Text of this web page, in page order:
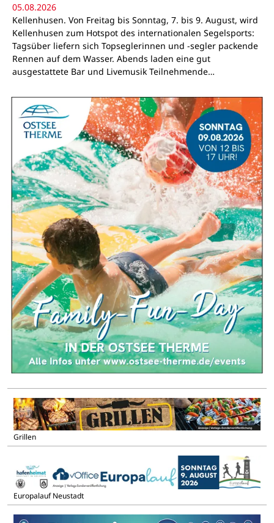
05.08.2026
Kellenhusen. Von Freitag bis Sonntag, 7. bis 9. August, wird
Kellenhusen zum Hotspot des internationalen Segelsports:
Tagsüber liefern sich Topseglerinnen und -segler packende
Rennen auf dem Wasser. Abends laden eine gut
ausgestattete Bar und Livemusik Teilnehmende…
Grillen
Europalauf Neustadt